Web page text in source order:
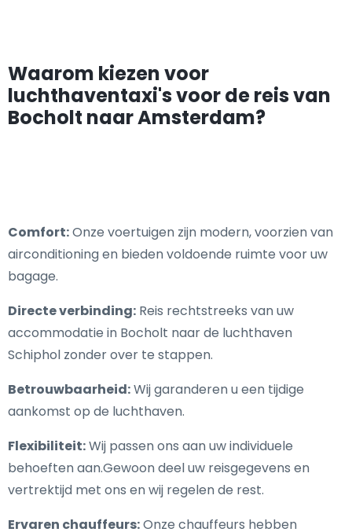
Waarom kiezen voor
luchthaventaxi's voor de reis van
Bocholt naar Amsterdam?
Comfort:Onze voertuigen zijn modern, voorzien van
airconditioning en bieden voldoende ruimte voor uw
bagage.
Directe verbinding: Reis rechtstreeks van uw
accommodatie in Bocholt naar de luchthaven
Schiphol zonder over te stappen.
Betrouwbaarheid:Wij garanderen u een tijdige
aankomst op de luchthaven.
Flexibiliteit:Wij passen ons aan uw individuele
behoeften aan.Gewoon deel uw reisgegevens en
vertrektijd met ons en wij regelen de rest.
Ervaren chauffeurs:Onze chauffeurs hebben